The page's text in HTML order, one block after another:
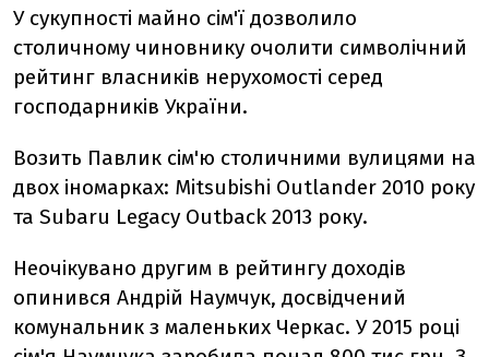
У сукупності майно сім'ї дозволило
столичному чиновнику очолити символічний
рейтинг власників нерухомості серед
господарників України.
Возить Павлик сім'ю столичними вулицями на
двох іномарках: Mitsubishi Outlander 2010 року
та Subaru Legacy Outback 2013 року.
Неочікувано другим в рейтингу доходів
опинився Андрій Наумчук, досвідчений
комунальник з маленьких Черкас. У 2015 році